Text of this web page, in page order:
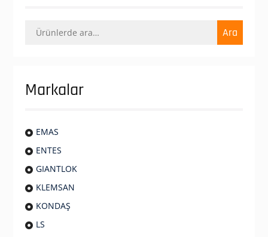
Ara: Ara
Markalar
EMAS
ENTES
GIANTLOK
KLEMSAN
KONDAŞ
LS